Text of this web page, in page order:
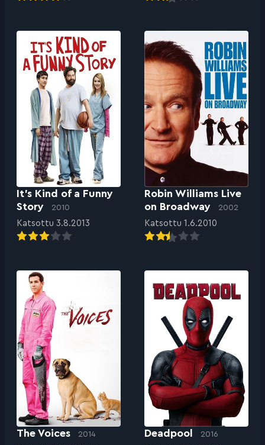
It’s Kind of a Funny
Story
2010
Katsottu 3.8.2013
Robin Williams Live
on Broadway
2002
Katsottu 1.6.2010
The Voices 2014 Deadpool 2016